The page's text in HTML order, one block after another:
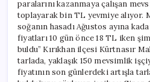
paralarını kazanmaya çalışan
toplayarak bin TL yevmiye alıyor.
soğanın hasadı Ağustos ayına
fiyatları 10 gün önce 18 TL iken
buldu” Kırıkhan ilçesi Kürtnasır
tarlada, yaklaşık 150 mevsimlik
fiyatının son günlerdeki artışla